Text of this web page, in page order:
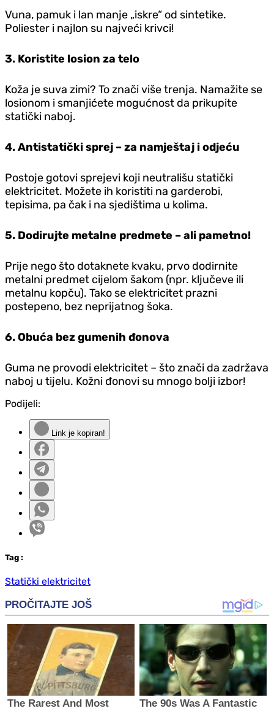
Vuna, pamuk i lan manje „iskre“ od sintetike.
Poliester i najlon su najveći krivci!
3. Koristite losion za telo
Koža je suva zimi? To znači više trenja. Namažite se
losionom i smanjićete mogućnost da prikupite
statički naboj.
4. Antistatički sprej – za namještaj i odjeću
Postoje gotovi sprejevi koji neutrališu statički
elektricitet. Možete ih koristiti na garderobi,
tepisima, pa čak i na sjedištima u kolima.
5. Dodirujte metalne predmete – ali pametno!
Prije nego što dotaknete kvaku, prvo dodirnite
metalni predmet cijelom šakom (npr. ključeve ili
metalnu kopču). Tako se elektricitet prazni
postepeno, bez neprijatnog šoka.
6. Obuća bez gumenih đonova
Guma ne provodi elektricitet – što znači da zadržava
naboj u tijelu. Kožni đonovi su mnogo bolji izbor!
Podijeli:
Link je kopiran!
Tag :
Statički elektricitet